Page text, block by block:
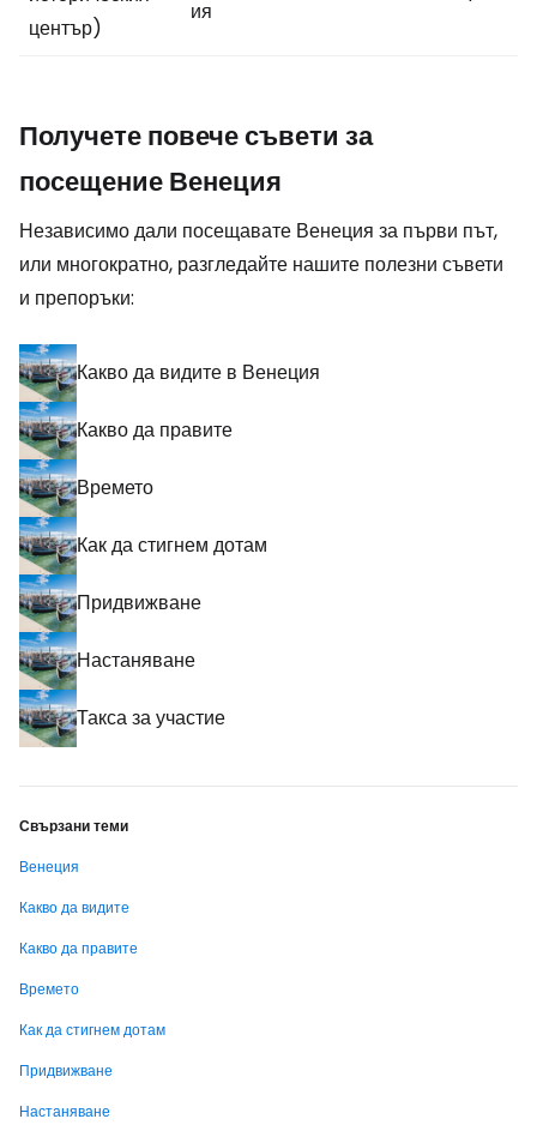
център)
ия
Получете повече съвети за
посещение Венеция
Независимо дали посещавате Венеция за първи път,
или многократно, разгледайте нашите полезни съвети
и препоръки:
Какво да видите в Венеция
Какво да правите
Времето
Как да стигнем дотам
Придвижване
Настаняване
Такса за участие
Свързани теми
Венеция
Какво да видите
Какво да правите
Времето
Как да стигнем дотам
Придвижване
Настаняване